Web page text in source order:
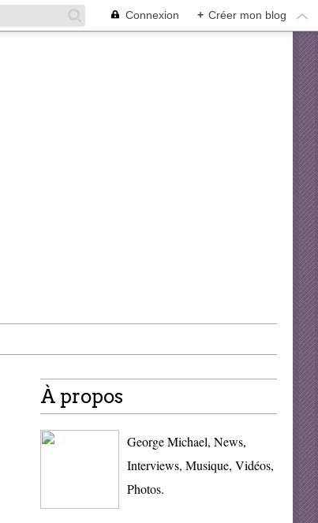
Connexion + Créer mon blog
À propos
George Michael, News,
Interviews, Musique, Vidéos,
Photos.